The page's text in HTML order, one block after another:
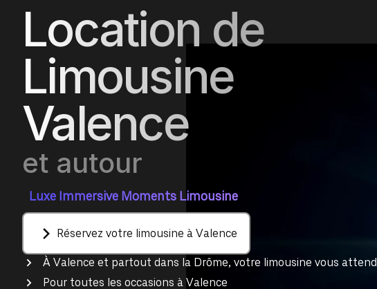
Location de
Limousine
Valence
et autour
Luxe Immersive Moments Limousine
Réservez votre limousine à Valence
À Valence et partout dans la Drôme, votre limousine vous attend
Pour toutes les occasions à Valence